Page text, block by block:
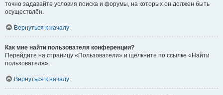
точно задавайте условия поиска и форумы, на которых он должен быть
осуществлён.
Вернуться к началу
Как мне найти пользователя конференции?
Перейдите на страницу «Пользователи» и щёлкните по ссылке «Найти
пользователя».
Вернуться к началу